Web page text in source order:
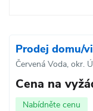
Prodej domu/
Červená Voda, okr.
Cena na
Nabídněte cenu